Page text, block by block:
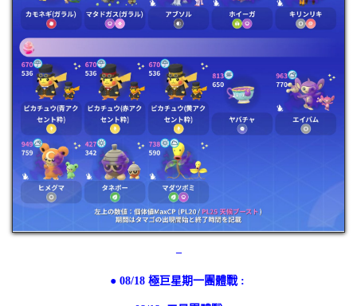
–
● 08/18 極巨星期一團體戰 :